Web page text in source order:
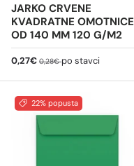
JARKO CRVENE
KVADRATNE OMOTNICE
OD 140 MM 120 G/M2
Cijena na sniženju
0,27€ Redovna cijena
0,28€po stavci
22% popusta